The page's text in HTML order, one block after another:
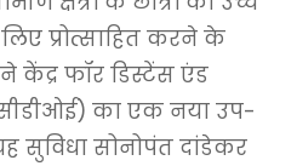
प्रोत्साहित करने के
केंद्र फॉर डिस्टेंस एंड
का एक नया उप-
सुविधा सोनोपंत दांडेकर